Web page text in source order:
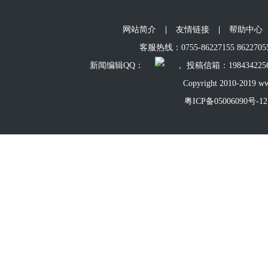
网站简介 友情链接
帮助中心
客服热线：0755-86227155
新闻编辑QQ：
， 投稿信箱：
Copyright 2010-2019
粤ICP备05006090号-12